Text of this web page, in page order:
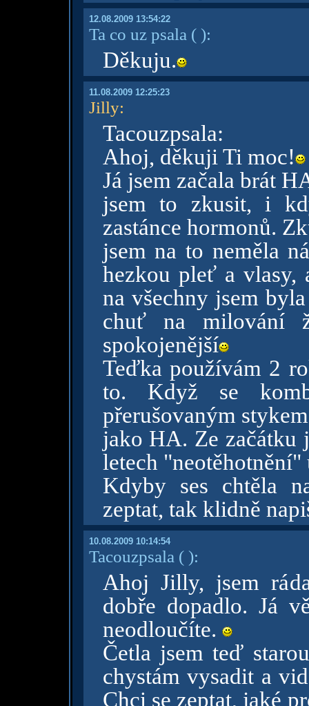
12.08.2009 13:54:22
Ta co uz psala ( ):
Děkuju.
11.08.2009 12:25:23
Jilly:
Tacouzpsala:
Ahoj, děkuji Ti moc!
Já jsem začala brát
jsem to zkusit, i
zastánce hormonů.
jsem na to neměla
hezkou pleť a vlasy,
na všechny jsem
chuť na milování
spokojenější
Teďka používám 2
to. Když se
přerušovaným
jako HA. Ze začátku
letech "neotěhotnění"
Kdyby ses chtěla
zeptat, tak klidně
10.08.2009 10:14:54
Tacouzpsala ( ):
Ahoj Jilly, jsem
dobře dopadlo. Já
neodloučíte.
Četla jsem teď
chystám vysadit a
Chci se zeptat, jaké